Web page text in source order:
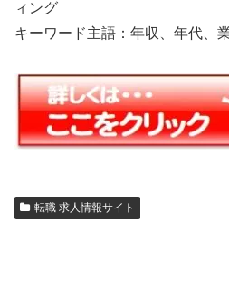
ィング
キーワード主語：年収、年代、
転職 求人情報サイト